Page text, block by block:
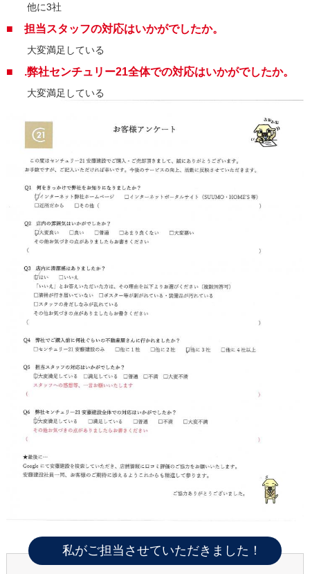
他に3社
■ 担当スタッフの対応はいかがでしたか。
大変満足している
■ .弊社センチュリー21全体での対応はいかがでしたか。
大変満足している
私がご担当させていただきました！